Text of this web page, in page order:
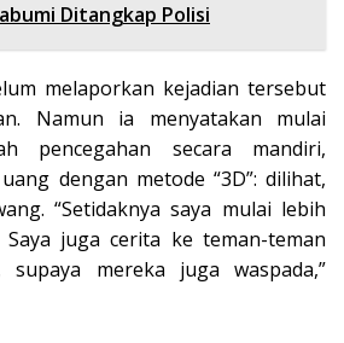
Ditangkap Polisi
melaporkan kejadian tersebut
Namun ia menyatakan mulai
pencegahan secara mandiri,
dengan metode “3D”: dilihat,
“Setidaknya saya mulai lebih
juga cerita ke teman-teman
supaya mereka juga waspada,”